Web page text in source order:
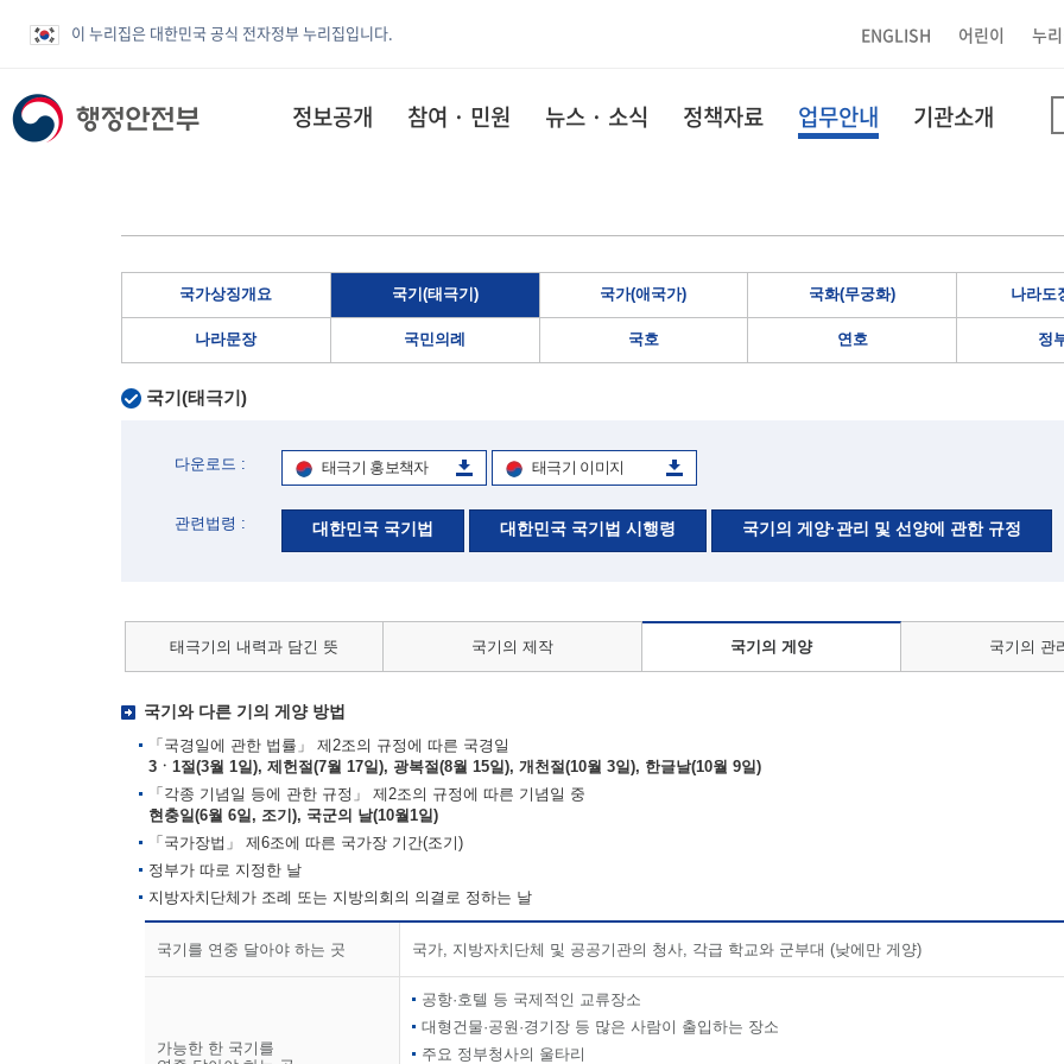
이 누리집은 대한민국 공식 전자정부 누리집입니다. ENGLISH 어린이 누
정보공개 참여 · 민원 뉴스 · 소식 정책자료 업무안내 기관소개
국가상징개요 국기(태극기) 국가(애국가) 국화(무궁화) 나라도
나라문장 국민의례 국호 연호 정
국기(태극기)
다운로드 : 태극기 홍보책자 태극기 이미지
관련법령 : 대한민국 국기법 대한민국 국기법 시행령 국기의 게양·관리 및 선양에 관한 규정
태극기의 내력과 담긴 뜻 국기의 제작 국기의 게양 국기의 관
국기와 다른 기의 게양 방법
「국경일에 관한 법률」 제2조의 규정에 따른 국경일
3ㆍ1절(3월 1일), 제헌절(7월 17일), 광복절(8월 15일), 개천절(10월 3일), 한글날(10월 9일)
「각종 기념일 등에 관한 규정」 제2조의 규정에 따른 기념일 중
현충일(6월 6일, 조기), 국군의 날(10월1일)
「국가장법」 제6조에 따른 국가장 기간(조기)
정부가 따로 지정한 날
지방자치단체가 조례 또는 지방의회의 의결로 정하는 날
국기를 연중 달아야 하는 곳 국가, 지방자치단체 및 공공기관의 청사, 각급 학교와 군부대 (낮에만 게양)
가능한 한 국기를
공항·호텔 등 국제적인 교류장소
대형건물·공원·경기장 등 많은 사람이 출입하는 장소
주요 정부청사의 울타리